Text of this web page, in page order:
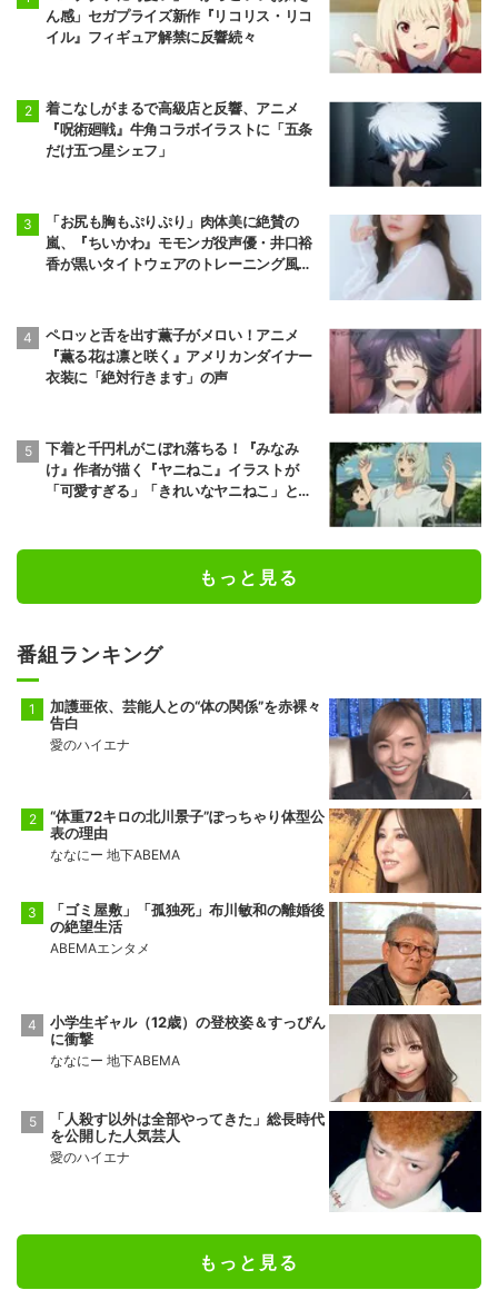
ん感」セガプライズ新作『リコリス・リコ
イル』フィギュア解禁に反響続々
着こなしがまるで高級店と反響、アニメ
『呪術廻戦』牛角コラボイラストに「五条
だけ五つ星シェフ」
「お尻も胸もぷりぷり」肉体美に絶賛の
嵐、『ちいかわ』モモンガ役声優・井口裕
香が黒いタイトウェアのトレーニング風景
ペロッと舌を出す薫子がメロい！アニメ
『薫る花は凛と咲く』アメリカンダイナー
衣装に「絶対行きます」の声
下着と千円札がこぼれ落ちる！『みなみ
け』作者が描く『ヤニねこ』イラストが
「可愛すぎる」「きれいなヤニねこ」と反
もっと見る
番組ランキング
加護亜依、芸能人との“体の関係”を赤裸々
告白
愛のハイエナ
“体重72キロの北川景子”ぽっちゃり体型公
表の理由
ななにー 地下ABEMA
「ゴミ屋敷」「孤独死」布川敏和の離婚後
の絶望生活
ABEMAエンタメ
小学生ギャル（12歳）の登校姿＆すっぴん
に衝撃
ななにー 地下ABEMA
「人殺す以外は全部やってきた」総長時代
を公開した人気芸人
愛のハイエナ
もっと見る